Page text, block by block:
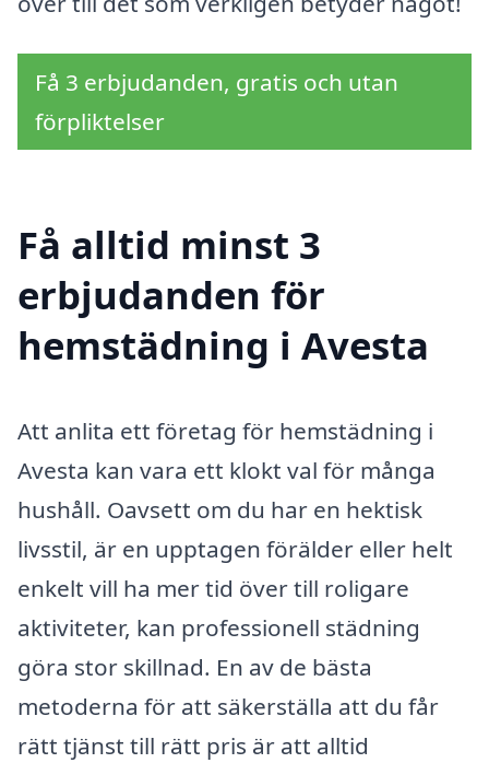
Få 3 erbjudanden, gratis och utan
förpliktelser
Få alltid minst 3
erbjudanden för
hemstädning i Avesta
Att anlita ett företag för hemstädning i
Avesta kan vara ett klokt val för många
hushåll. Oavsett om du har en hektisk
livsstil, är en upptagen förälder eller helt
enkelt vill ha mer tid över till roligare
aktiviteter, kan professionell städning
göra stor skillnad. En av de bästa
metoderna för att säkerställa att du får
rätt tjänst till rätt pris är att alltid